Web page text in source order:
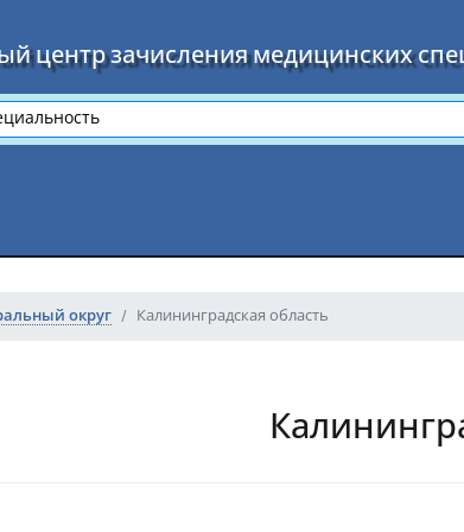
центр зачисления медицинских
округ Калининградская область